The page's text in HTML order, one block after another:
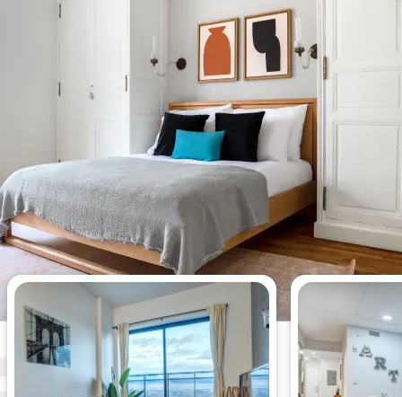
Appartements les plus vus cette
semaine